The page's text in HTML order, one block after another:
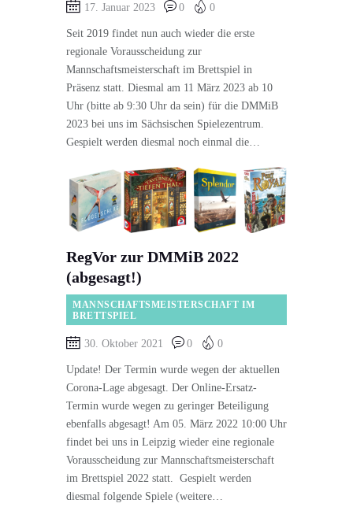
17. Januar 2023 0 0
Seit 2019 findet nun auch wieder die erste
regionale Vorausscheidung zur
Mannschaftsmeisterschaft im Brettspiel in
Präsenz statt. Diesmal am 11 März 2023 ab 10
Uhr (bitte ab 9:30 Uhr da sein) für die DMMiB
2023 bei uns im Sächsischen Spielezentrum.
Gespielt werden diesmal noch einmal die…
RegVor zur DMMiB 2022
(abgesagt!)
MANNSCHAFTSMEISTERSCHAFT IM
BRETTSPIEL
30. Oktober 2021 0 0
Update! Der Termin wurde wegen der aktuellen
Corona-Lage abgesagt. Der Online-Ersatz-
Termin wurde wegen zu geringer Beteiligung
ebenfalls abgesagt! Am 05. März 2022 10:00 Uhr
findet bei uns in Leipzig wieder eine regionale
Vorausscheidung zur Mannschaftsmeisterschaft
im Brettspiel 2022 statt. Gespielt werden
diesmal folgende Spiele (weitere…